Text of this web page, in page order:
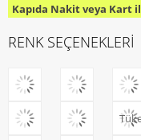
Kapıda Nakit veya Kart
RENK SEÇENEKLERİ